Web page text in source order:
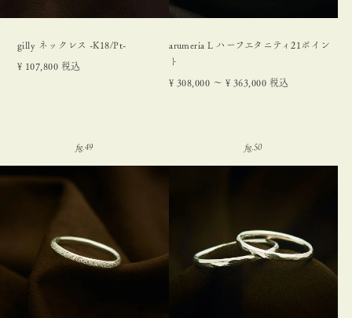
gilly ネックレス -K18/Pt-
¥ 107,800 税込
arumeria L ハーフエタニティ21ポイン
ト
¥ 308,000 〜 ¥ 363,000 税込